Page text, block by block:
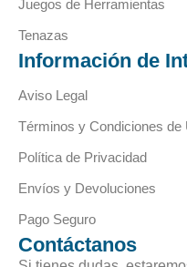
Juegos de Herramientas
Tenazas
Información de
Aviso Legal
Términos y Condiciones de
Política de Privacidad
Envíos y Devoluciones
Pago Seguro
Contáctanos